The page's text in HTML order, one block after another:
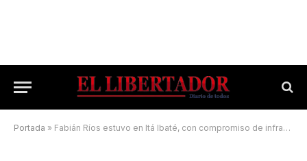
Portada » Fabián Ríos estuvo en Itá Ibaté, con compromiso de infraestructura clave